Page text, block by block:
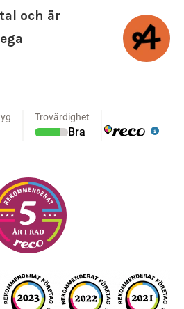
och är